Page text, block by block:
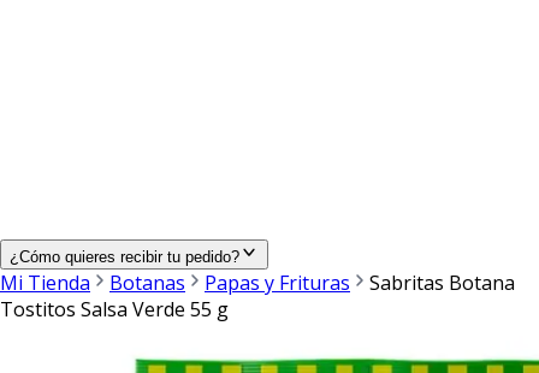
¿Cómo quieres recibir tu pedido?
Mi Tienda Botanas Papas y Frituras
Sabritas Botana
Tostitos Salsa Verde 55 g